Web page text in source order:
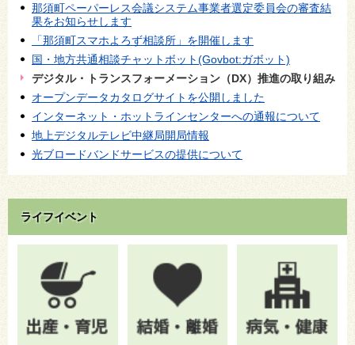
那須町ペーパーレス会議システム事業者選定委員会の審査結
果をお知らせします
「那須町スマホよろず相談所」を開催します
国・地方共通相談チャットボット(Govbot:ガボット)
デジタル・トランスフォーメーション（DX）推進の取り組み
オープンデータカタログサイトを公開しました
インターネット・ホットラインセンターへの通報について
地上デジタルテレビ中継局開局情報
光ブロードバンドサービスの提供について
ライフイベント